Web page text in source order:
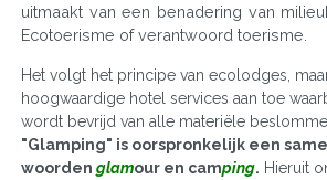
uitmaakt van een benadering van
Ecotoerisme of verantwoord toerisme.
Het volgt het principe van ecolodges,
hoogwaardige hotel services aan toe
wordt bevrijd van alle materiële
"Glamping" is oorspronkelijk een
woorden glamour en camping. Hieruit